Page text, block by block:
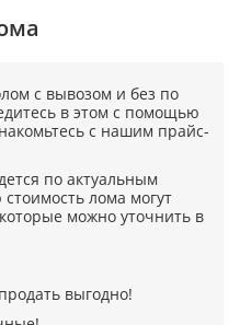
с вывозом и без по
в этом с помощью
с нашим прайс-
по актуальным
лома могут
можно уточнить в
выгодно!